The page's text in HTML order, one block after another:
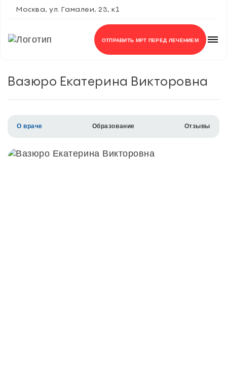
Москва, ул. Гамалеи, 23, к1
ОТПРАВИТЬ МРТ ПЕРЕД ЛЕЧЕНИЕМ
Вазюро Екатерина Викторовна
О враче Образование Отзывы